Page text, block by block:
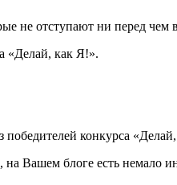
не отступают ни перед чем
«Делай, как Я!».
конкурса
Вашем блоге есть немало